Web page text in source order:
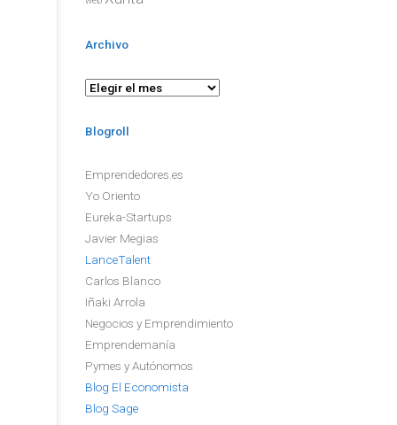
Archivo
Archivo
Blogroll
Emprendedores.es
Yo Oriento
Eureka-Startups
Javier Megias
LanceTalent
Carlos Blanco
Iñaki Arrola
Negocios y Emprendimiento
Emprendemanía
Pymes y Autónomos
Blog El Economista
Blog Sage